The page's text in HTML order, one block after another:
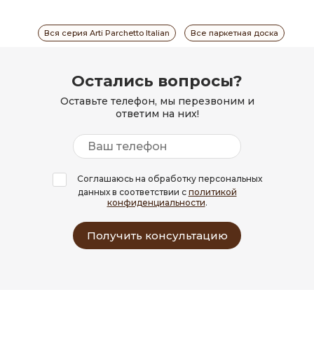
Вся серия Arti Parchetto Italian Все паркетная доска
Остались вопросы?
Оставьте телефон, мы перезвоним и
ответим на них!
Соглашаюсь на обработку персональных
данных в соответствии с политикой
конфиденциальности.
Получить консультацию